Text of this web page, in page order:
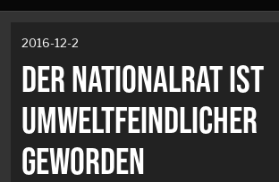
2016-12-2
DER NATIONALRAT IST
UMWELTFEINDLICHER
GEWORDEN